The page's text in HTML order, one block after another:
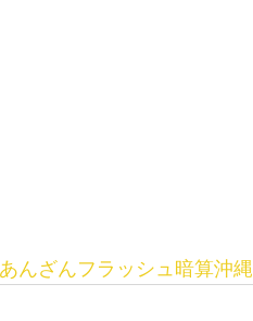
んざんフラッシュ暗算沖縄